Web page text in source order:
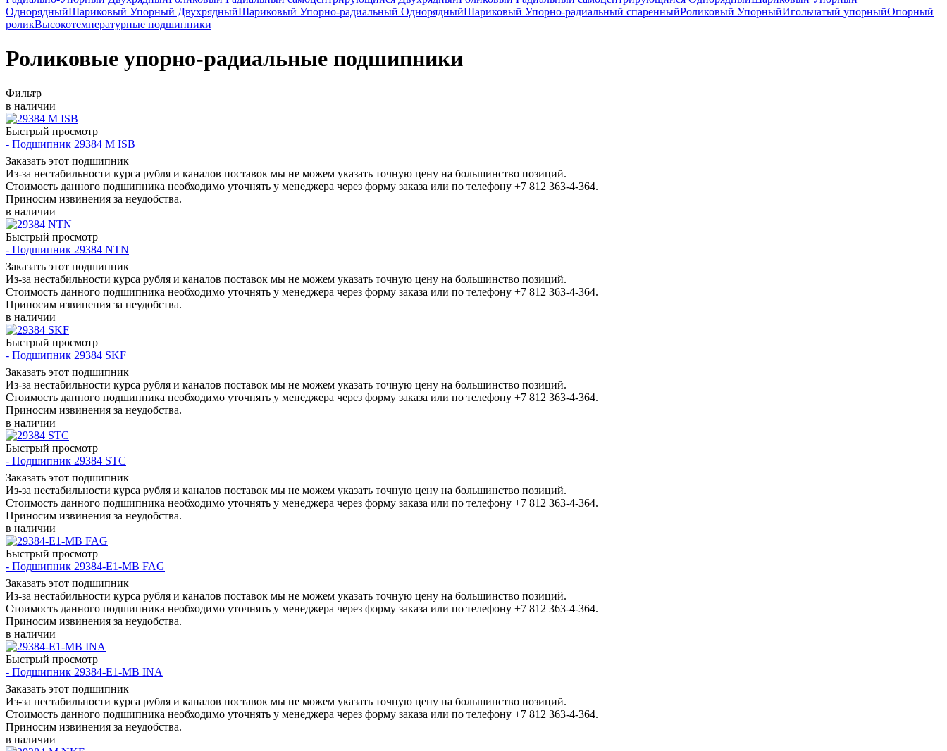
ОднорядныйШариковый Упорный ДвухрядныйШариковый Упорно-радиальный ОднорядныйШариковый Упорно-радиальный спаренныйРоликовый УпорныйИгольчатый упорныйОпорный
роликВысокотемпературные подшипники
Роликовые упорно-радиальные подшипники
Фильтр
в наличии
Быстрый просмотр
- Подшипник 29384 M ISB
Заказать этот подшипник
Из-за нестабильности курса рубля и каналов поставок мы не можем указать точную цену на большинство позиций.
Стоимость данного подшипника необходимо уточнять у менеджера через форму заказа или по телефону +7 812 363-4-364.
Приносим извинения за неудобства.
в наличии
Быстрый просмотр
- Подшипник 29384 NTN
Заказать этот подшипник
Из-за нестабильности курса рубля и каналов поставок мы не можем указать точную цену на большинство позиций.
Стоимость данного подшипника необходимо уточнять у менеджера через форму заказа или по телефону +7 812 363-4-364.
Приносим извинения за неудобства.
в наличии
Быстрый просмотр
- Подшипник 29384 SKF
Заказать этот подшипник
Из-за нестабильности курса рубля и каналов поставок мы не можем указать точную цену на большинство позиций.
Стоимость данного подшипника необходимо уточнять у менеджера через форму заказа или по телефону +7 812 363-4-364.
Приносим извинения за неудобства.
в наличии
Быстрый просмотр
- Подшипник 29384 STC
Заказать этот подшипник
Из-за нестабильности курса рубля и каналов поставок мы не можем указать точную цену на большинство позиций.
Стоимость данного подшипника необходимо уточнять у менеджера через форму заказа или по телефону +7 812 363-4-364.
Приносим извинения за неудобства.
в наличии
Быстрый просмотр
- Подшипник 29384-E1-MB FAG
Заказать этот подшипник
Из-за нестабильности курса рубля и каналов поставок мы не можем указать точную цену на большинство позиций.
Стоимость данного подшипника необходимо уточнять у менеджера через форму заказа или по телефону +7 812 363-4-364.
Приносим извинения за неудобства.
в наличии
Быстрый просмотр
- Подшипник 29384-E1-MB INA
Заказать этот подшипник
Из-за нестабильности курса рубля и каналов поставок мы не можем указать точную цену на большинство позиций.
Стоимость данного подшипника необходимо уточнять у менеджера через форму заказа или по телефону +7 812 363-4-364.
Приносим извинения за неудобства.
в наличии